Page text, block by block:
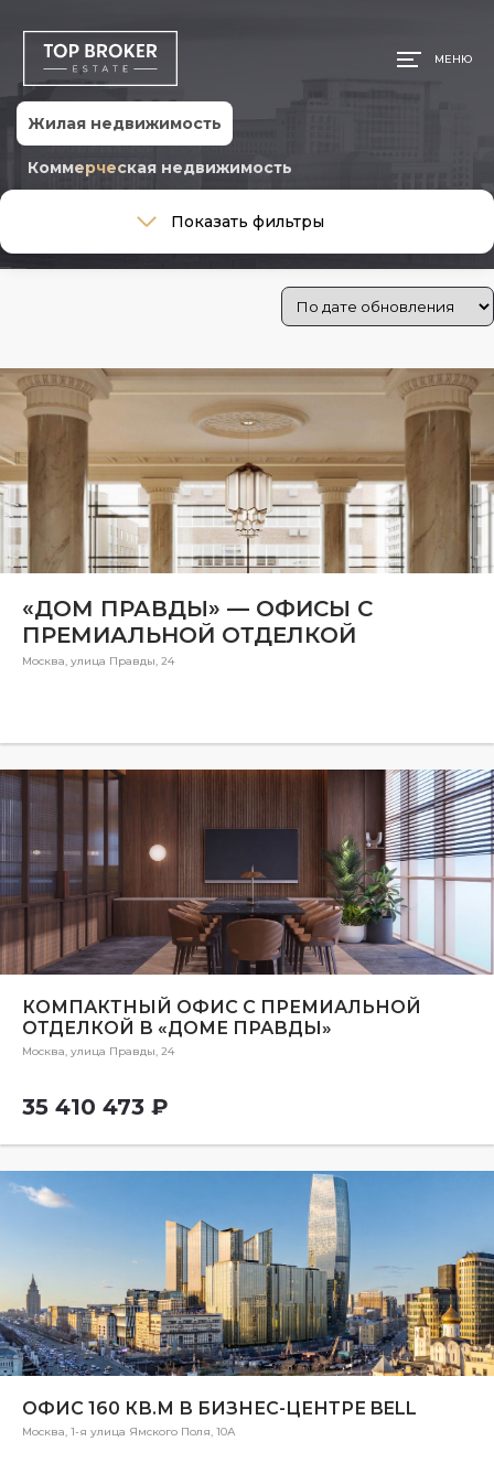
МЕНЮ
Жилая недвижимость
Коммерческая недвижимость
Тип сделки
Стоимость
Цена: 1 460 024 030 ₽
Общая площадь, м
Ремонт
Ремонт
Район
Показать фильтры
«ДОМ ПРАВДЫ» — ОФИСЫ С
ПРЕМИАЛЬНОЙ ОТДЕЛКОЙ
Москва, улица Правды, 24
КОМПАКТНЫЙ ОФИС С ПРЕМИАЛЬНОЙ
ОТДЕЛКОЙ В «ДОМЕ ПРАВДЫ»
Москва, улица Правды, 24
35 410 473 ₽
ОФИС 160 КВ.М В БИЗНЕС-ЦЕНТРЕ BELL
Москва, 1-я улица Ямского Поля, 10А